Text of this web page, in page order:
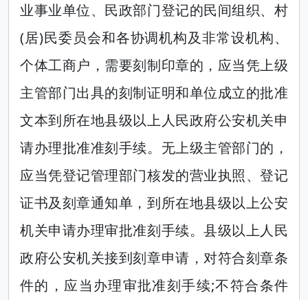
业事业单位、民政部门登记的民间组织、村
(居)民委员会和各协调机构及非常设机构、
个体工商户，需要刻制印章的，应当凭上级
主管部门出具的刻制证明和单位成立的批准
文本到所在地县级以上人民政府公安机关申
请办理批准准刻手续。无上级主管部门的，
应当凭登记管理部门核发的营业执照、登记
证书及刻章通知单，到所在地县级以上公安
机关申请办理审批准刻手续。县级以上人民
政府公安机关接到刻章申请，对符合刻章条
件的，应当办理审批准刻手续;不符合条件